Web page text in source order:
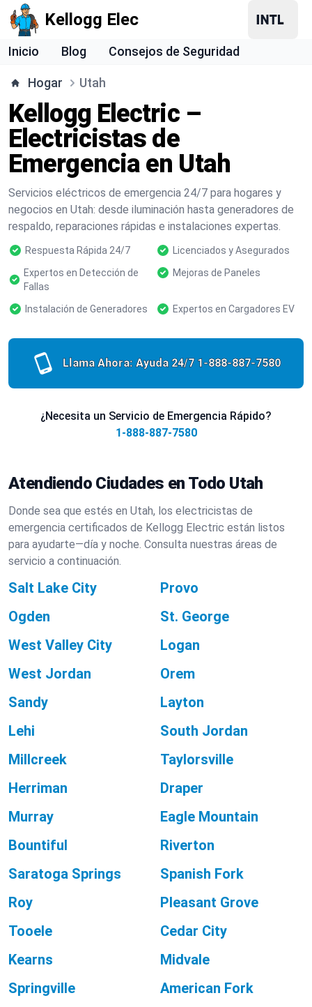
Kellogg Elec
Inicio Blog Consejos de Seguridad
Hogar Utah
Kellogg Electric –
Electricistas de
Emergencia en Utah
Servicios eléctricos de emergencia 24/7 para hogares y
negocios en Utah: desde iluminación hasta generadores de
respaldo, reparaciones rápidas e instalaciones expertas.
Respuesta Rápida 24/7
Licenciados y Asegurados
Expertos en Detección de
Fallas
Mejoras de Paneles
Instalación de Generadores Expertos en Cargadores EV
Llama Ahora: Ayuda 24/7 1-888-887-7580
¿Necesita un Servicio de Emergencia Rápido?
1-888-887-7580
Atendiendo Ciudades en Todo Utah
Donde sea que estés en Utah, los electricistas de
emergencia certificados de Kellogg Electric están listos
para ayudarte—día y noche. Consulta nuestras áreas de
servicio a continuación.
Salt Lake City
Provo
Ogden
St. George
West Valley City
Logan
West Jordan
Orem
Sandy
Layton
Lehi
South Jordan
Millcreek
Taylorsville
Herriman
Draper
Murray
Eagle Mountain
Bountiful
Riverton
Saratoga Springs
Spanish Fork
Roy
Pleasant Grove
Tooele
Cedar City
Kearns
Midvale
Springville
American Fork